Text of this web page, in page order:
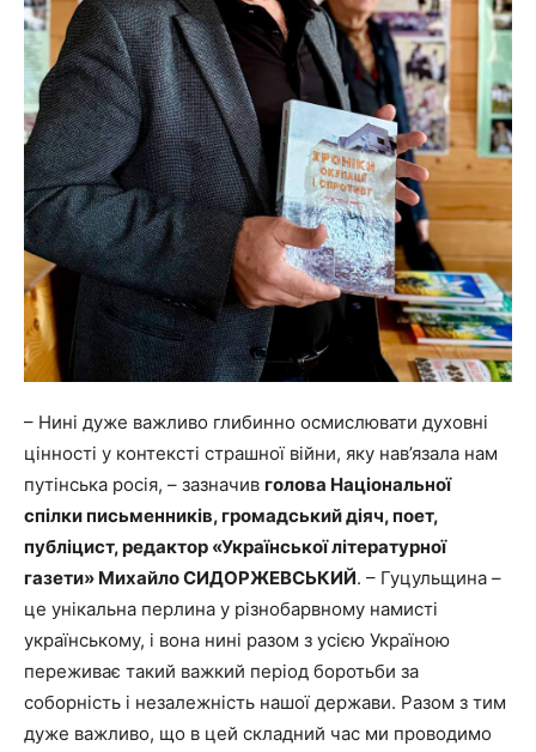
– Нині дуже важливо глибинно осмислювати духовні
цінності у контексті страшної війни, яку нав’язала нам
путінська росія, – зазначив голова Національної
спілки письменників, громадський діяч, поет,
публіцист, редактор «Української літературної
газети» Михайло СИДОРЖЕВСЬКИЙ. – Гуцульщина –
це унікальна перлина у різнобарвному намисті
українському, і вона нині разом з усією Україною
переживає такий важкий період боротьби за
соборність і незалежність нашої держави. Разом з тим
дуже важливо, що в цей складний час ми проводимо